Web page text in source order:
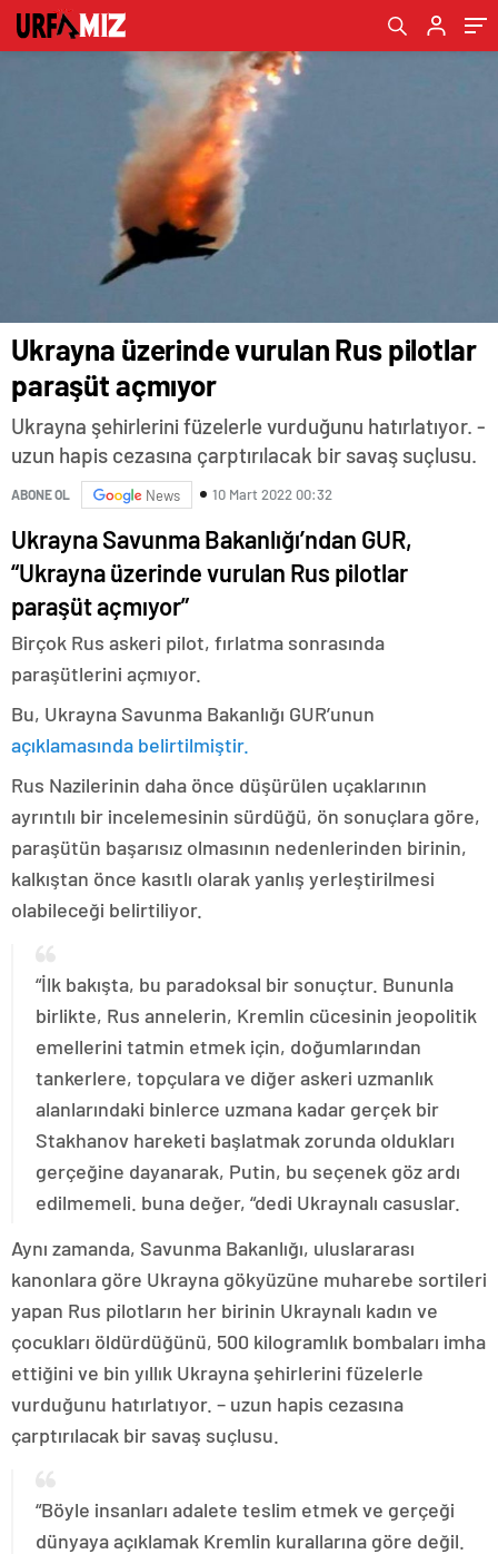
Ukrayna üzerinde vurulan Rus pilotlar
paraşüt açmıyor
Ukrayna şehirlerini füzelerle vurduğunu hatırlatıyor. -
uzun hapis cezasına çarptırılacak bir savaş suçlusu.
ABONE OL News 10 Mart 2022 00:32
Ukrayna Savunma Bakanlığı’ndan GUR,
“Ukrayna üzerinde vurulan Rus pilotlar
paraşüt açmıyor”
Birçok Rus askeri pilot, fırlatma sonrasında
paraşütlerini açmıyor.
Bu, Ukrayna Savunma Bakanlığı GUR’unun
açıklamasında belirtilmiştir.
Rus Nazilerinin daha önce düşürülen uçaklarının
ayrıntılı bir incelemesinin sürdüğü, ön sonuçlara göre,
paraşütün başarısız olmasının nedenlerinden birinin,
kalkıştan önce kasıtlı olarak yanlış yerleştirilmesi
olabileceği belirtiliyor.
“İlk bakışta, bu paradoksal bir sonuçtur. Bununla
birlikte, Rus annelerin, Kremlin cücesinin jeopolitik
emellerini tatmin etmek için, doğumlarından
tankerlere, topçulara ve diğer askeri uzmanlık
alanlarındaki binlerce uzmana kadar gerçek bir
Stakhanov hareketi başlatmak zorunda oldukları
gerçeğine dayanarak, Putin, bu seçenek göz ardı
edilmemeli. buna değer, “dedi Ukraynalı casuslar.
Aynı zamanda, Savunma Bakanlığı, uluslararası
kanonlara göre Ukrayna gökyüzüne muharebe sortileri
yapan Rus pilotların her birinin Ukraynalı kadın ve
çocukları öldürdüğünü, 500 kilogramlık bombaları imha
ettiğini ve bin yıllık Ukrayna şehirlerini füzelerle
vurduğunu hatırlatıyor. – uzun hapis cezasına
çarptırılacak bir savaş suçlusu.
“Böyle insanları adalete teslim etmek ve gerçeği
dünyaya açıklamak Kremlin kurallarına göre değil.